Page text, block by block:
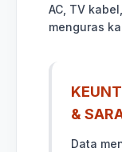
AC, TV
menguras
&
Data